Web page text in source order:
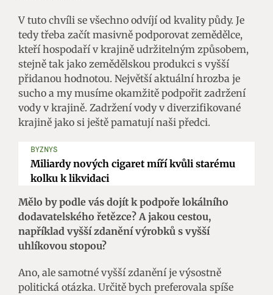
V tuto chvíli se všechno odvíjí od kvality půdy. Je
tedy třeba začít masivně podporovat zemědělce,
kteří hospodaří v krajině udržitelným způsobem,
stejně tak jako zemědělskou produkci s vyšší
přidanou hodnotou. Největší aktuální hrozba je
sucho a my musíme okamžitě podpořit zadržení
vody v krajině. Zadržení vody v diverzifikované
krajině jako si ještě pamatují naši předci.
BYZNYS
Miliardy nových cigaret míří kvůli starému
kolku k likvidaci
Mělo by podle vás dojít k podpoře lokálního
dodavatelského řetězce? A jakou cestou,
například vyšší zdanění výrobků s vyšší
uhlíkovou stopou?
Ano, ale samotné vyšší zdanění je výsostně
politická otázka. Určitě bych preferovala spíše